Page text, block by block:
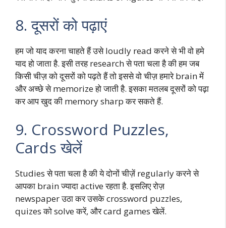
8. दूसरों को पढ़ाएं
हम जो याद करना चाहते हैं उसे loudly read करने से भी वो हमे
याद हो जाता है. इसी तरह research से पता चला है की हम जब
किसी चीज़ को दूसरों को पढ़ते हैं तो इससे वो चीज़ हमारे brain में
और अच्छे से memorize हो जाती है. इसका मतलब दूसरों को पढ़ा
कर आप खुद की memory sharp कर सकते हैं.
9. Crossword Puzzles,
Cards खेलें
Studies से पता चला है की ये दोनों चीज़ें regularly करने से
आपका brain ज्यादा active रहता है. इसलिए रोज़
newspaper उठा कर उसके crossword puzzles,
quizes को solve करें, और card games खेलें.